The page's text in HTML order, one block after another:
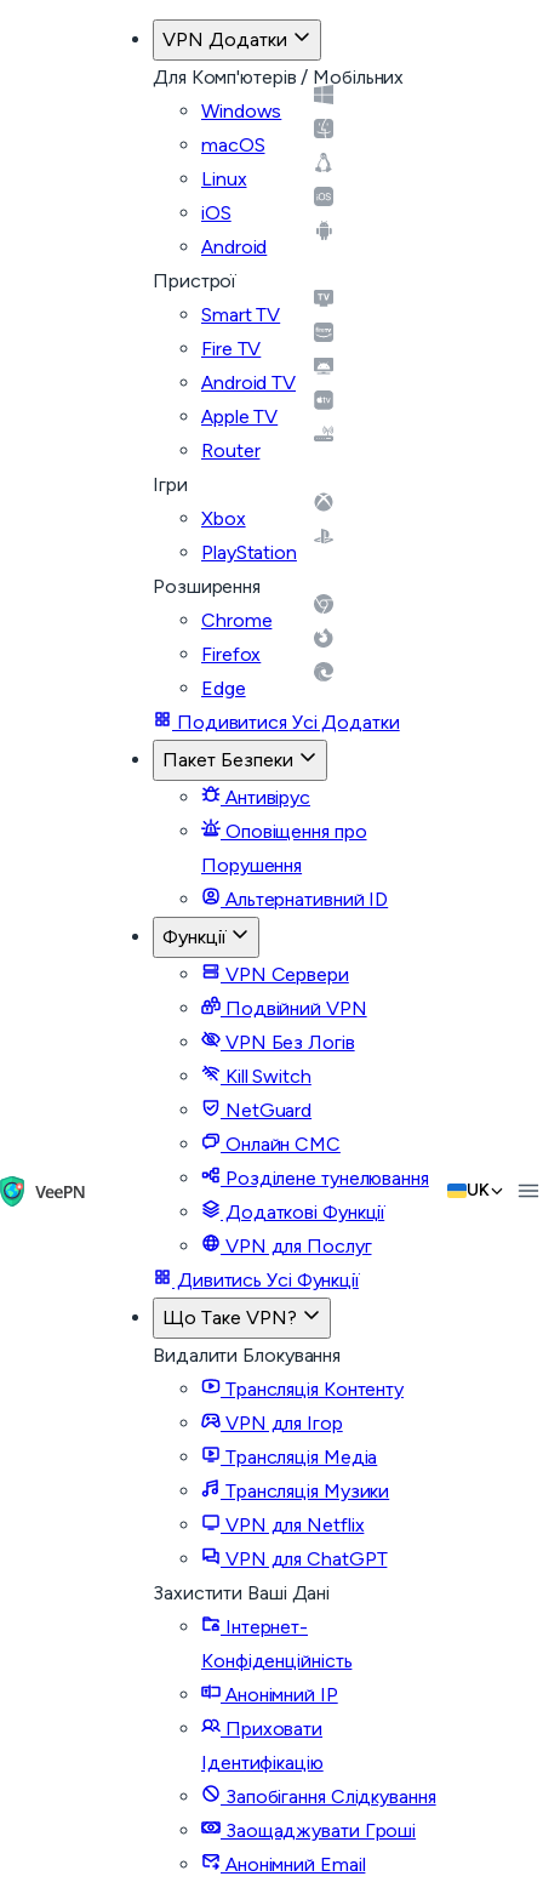
VPN Додатки
Для Комп'ютерів / Мобільних
Windows
macOS
Linux
iOS
Android
Пристрої
Smart TV
Fire TV
Android TV
Apple TV
Router
Ігри
Xbox
PlayStation
Розширення
Chrome
Firefox
Edge
Подивитися Усі Додатки
Пакет Безпеки
Антивірус
Оповіщення про
Порушення
Альтернативний ID
Функції
VPN Сервери
Подвійний VPN
VPN Без Логів
Kill Switch
NetGuard
Онлайн СМС
Розділене тунелювання
Додаткові Функції
VPN для Послуг
Дивитись Усі Функції
Що Таке VPN?
Видалити Блокування
Трансляція Контенту
VPN для Ігор
Трансляція Медіа
Трансляція Музики
VPN для Netflix
VPN для ChatGPT
Захистити Ваші Дані
Інтернет-
Конфіденційність
Анонімний IP
Приховати
Ідентифікацію
Запобігання Слідкування
Заощаджувати Гроші
Анонімний Email
UK